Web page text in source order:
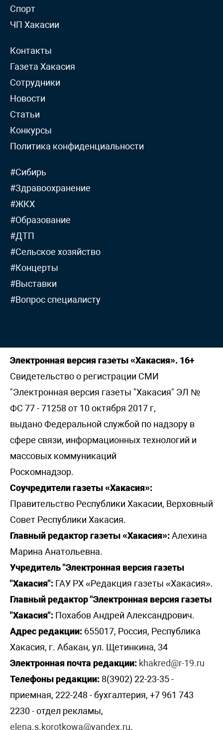
Спорт
ЧП Хакасии
Контакты
Газета Хакасия
Сотрудники
Новости
Статьи
Конкурсы
Политика конфиденциальности
#Сибирь
#Здравоохранение
#ЖКХ
#Образование
#ДТП
#Сельское хозяйство
#Концерты
#Выставки
#Вопрос специалисту
Электронная версия газеты «Хакасия». 16+
Свидетельство о регистрации СМИ
"Электронная версия газеты "Хакасия" ЭЛ №
ФС 77 - 71258 от 10 октября 2017 г,
выдано Федеральной службой по надзору в
сфере связи, информационных технологий и
массовых коммуникаций
Роскомнадзор.
Соучредители газеты «Хакасия»:
Правительство Республики Хакасии, Верховный
Совет Республики Хакасия.
Главный редактор газеты «Хакасия»:Алехина
Марина Анатольевна.
Учредитель "Электронная версия газеты
"Хакасия": ГАУ РХ «Редакция газеты «Хакасия».
Главный редактор "Электронная версия газеты
"Хакасия": Похабов Андрей Александрович.
Адрес редакции: 655017, Россия, Республика
Хакасия, г. Абакан, ул. Щетинкина, 34
Электронная почта редакции: khakred@r-19.ru
Телефоны редакции: 8(3902) 22-23-35 -
приемная, 222-248 - бухгалтерия, +7 961 743
2230 - отдел рекламы,
elena.s.korotkowa@yandex.ru.